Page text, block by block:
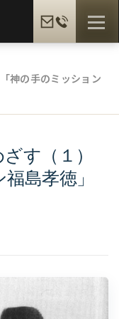
メニュ
術 脳疾患一覧
神の手のミッション
す（１）
島孝徳」